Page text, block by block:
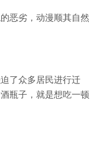
恶劣，动漫顺其自然
了众多居民进行迁
瓶子，就是想吃一顿